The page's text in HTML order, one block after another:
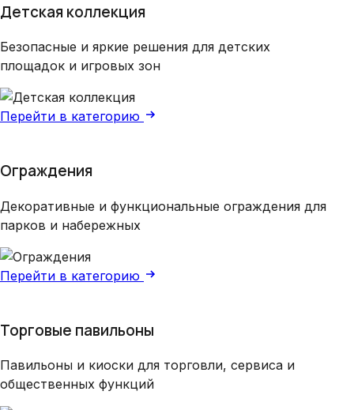
Детская коллекция
Безопасные и яркие решения для детских
площадок и игровых зон
Перейти в категорию
Ограждения
Декоративные и функциональные ограждения для
парков и набережных
Перейти в категорию
Торговые павильоны
Павильоны и киоски для торговли, сервиса и
общественных функций